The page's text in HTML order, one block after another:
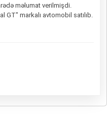
məlumat verilmişdi.
GT" markalı avtomobil satılıb.